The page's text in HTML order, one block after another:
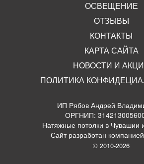
ОСВЕЩЕНИЕ
ОТЗЫВЫ
КОНТАКТЫ
КАРТА САЙТА
НОВОСТИ И
ПОЛИТИКА
ИП Рябов Андрей
ОРГНИП:
Натяжные потолки в
Сайт разработан
© 2010-2026